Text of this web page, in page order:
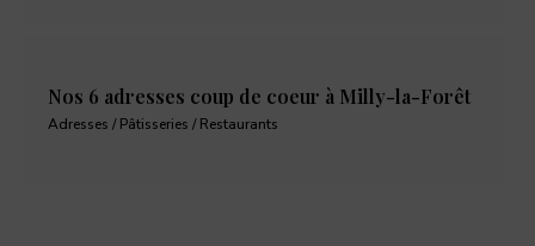
Nos 6 adresses coup de coeur à Milly-la-Forêt
Adresses / Pâtisseries / Restaurants